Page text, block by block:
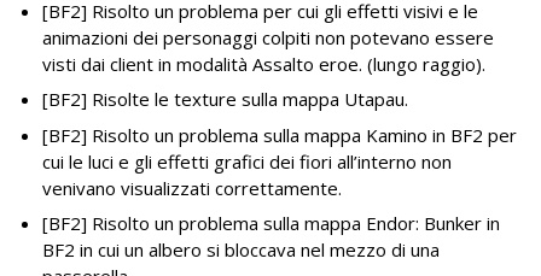
[BF2] Risolto un problema per cui gli effetti visivi e le
animazioni dei personaggi colpiti non potevano essere
visti dai client in modalità Assalto eroe. (lungo raggio).
[BF2] Risolte le texture sulla mappa Utapau.
[BF2] Risolto un problema sulla mappa Kamino in BF2 per
cui le luci e gli effetti grafici dei fiori all’interno non
venivano visualizzati correttamente.
[BF2] Risolto un problema sulla mappa Endor: Bunker in
BF2 in cui un albero si bloccava nel mezzo di una